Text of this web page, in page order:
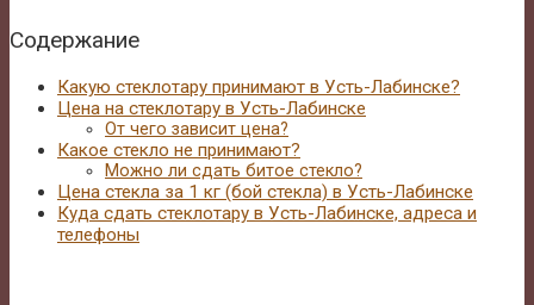
Содержание
Какую стеклотару принимают в Усть-Лабинске?
Цена на стеклотару в Усть-Лабинске
От чего зависит цена?
Какое стекло не принимают?
Можно ли сдать битое стекло?
Цена стекла за 1 кг (бой стекла) в Усть-Лабинске
Куда сдать стеклотару в Усть-Лабинске, адреса и
телефоны